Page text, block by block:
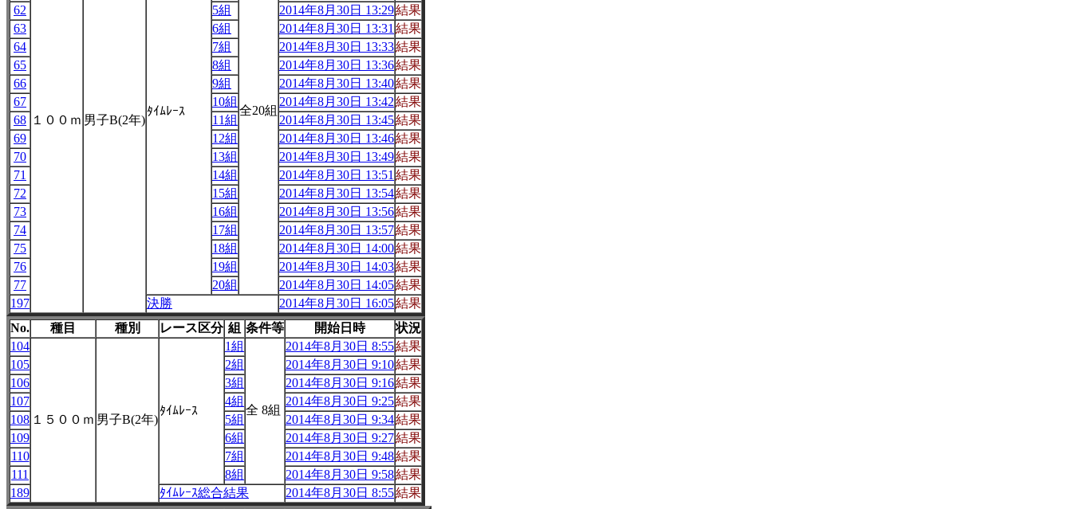
１００ｍ 男子B(2年)
ﾀｲﾑﾚｰｽ 全20組
62
5組 2014年8月30日 13:29結果
63
6組 2014年8月30日 13:31 結果
64
7組 2014年8月30日 13:33結果
65
8組 2014年8月30日 13:36結果
66
9組 2014年8月30日 13:40結果
67
10組 2014年8月30日 13:42結果
68
11組 2014年8月30日 13:45結果
69
12組 2014年8月30日 13:46結果
70
13組 2014年8月30日 13:49結果
71
14組 2014年8月30日 13:51 結果
72
15組 2014年8月30日 13:54結果
73
16組 2014年8月30日 13:56結果
74
17組 2014年8月30日 13:57結果
75
18組 2014年8月30日 14:00結果
76
19組 2014年8月30日 14:03結果
77
20組 2014年8月30日 14:05結果
197
決勝 2014年8月30日 16:05結果
No.
種目 種別 レース区分 組 条件等 開始日時
状況
104
１５００ｍ 男子B(2年)
ﾀｲﾑﾚｰｽ
1組
全 8組
2014年8月30日 8:55結果
105
2組 2014年8月30日 9:10結果
106
3組 2014年8月30日 9:16結果
107
4組 2014年8月30日 9:25結果
108
5組 2014年8月30日 9:34結果
109
6組 2014年8月30日 9:27結果
110
7組 2014年8月30日 9:48結果
111
8組 2014年8月30日 9:58結果
189
ﾀｲﾑﾚｰｽ総合結果 2014年8月30日 8:55結果